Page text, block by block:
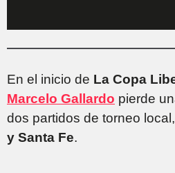
En el inicio de La Copa
Marcelo Gallardo pierde
dos partidos de torneo
y Santa Fe.